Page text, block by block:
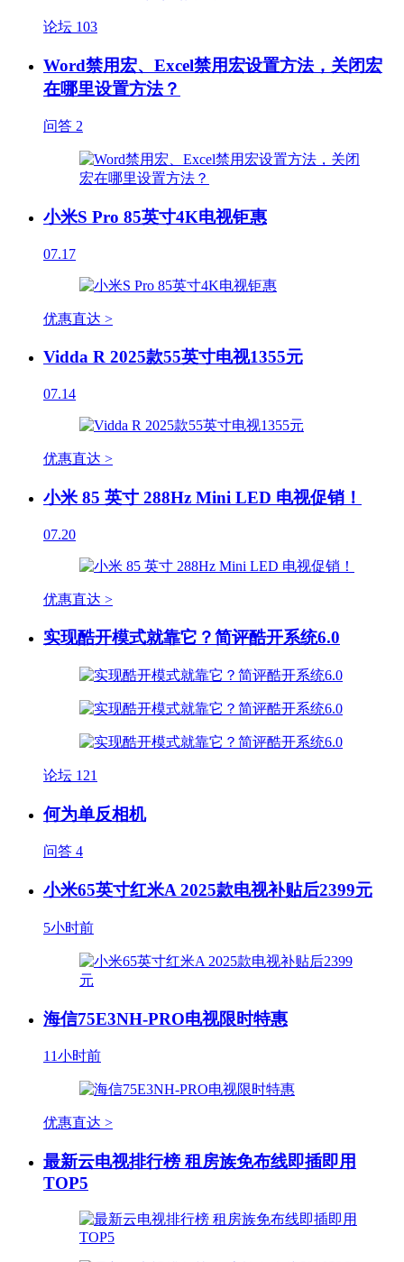
论坛 103
Word禁用宏、Excel禁用宏设置方法，关闭宏
在哪里设置方法？
问答 2
小米S Pro 85英寸4K电视钜惠
07.17
优惠直达 >
Vidda R 2025款55英寸电视1355元
07.14
优惠直达 >
小米 85 英寸 288Hz Mini LED 电视促销！
07.20
优惠直达 >
实现酷开模式就靠它？简评酷开系统6.0
论坛 121
何为单反相机
问答 4
小米65英寸红米A 2025款电视补贴后2399元
5小时前
海信75E3NH-PRO电视限时特惠
11小时前
优惠直达 >
最新云电视排行榜 租房族免布线即插即用
TOP5